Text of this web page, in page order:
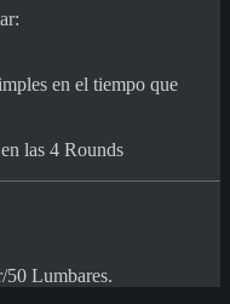
en el tiempo que
las 4 Rounds
Lumbares.